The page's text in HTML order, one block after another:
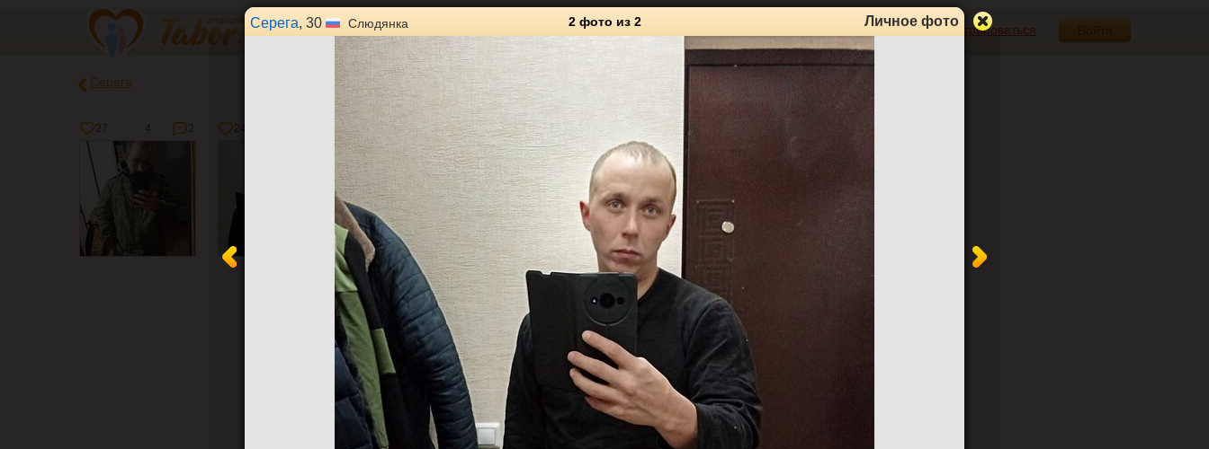
Зарегистрироваться
Личные фото
Серега
27 2
Серега, 30 Слюдянка 2 фото из 2 Личное фото